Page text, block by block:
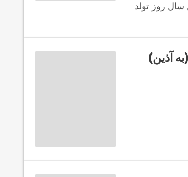
روز تولد
آذین)